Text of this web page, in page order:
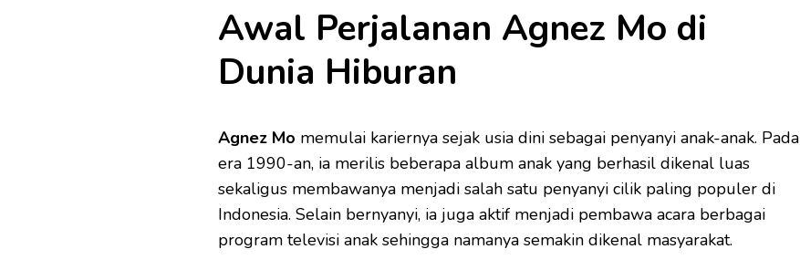
Awal Perjalanan Agnez Mo di
Dunia Hiburan
Agnez Mo memulai kariernya sejak usia dini sebagai penyanyi anak-anak. Pada
era 1990-an, ia merilis beberapa album anak yang berhasil dikenal luas
sekaligus membawanya menjadi salah satu penyanyi cilik paling populer di
Indonesia. Selain bernyanyi, ia juga aktif menjadi pembawa acara berbagai
program televisi anak sehingga namanya semakin dikenal masyarakat.